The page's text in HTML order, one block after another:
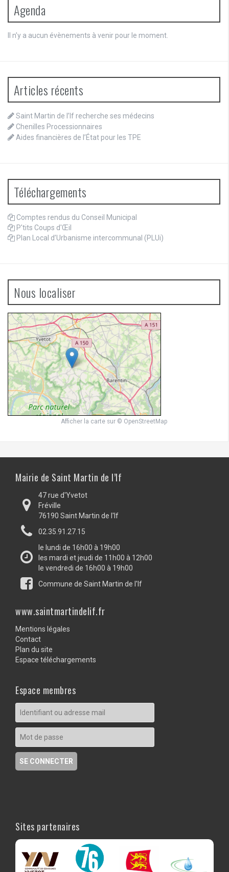
Agenda
Il n’y a aucun évènements à venir pour le moment.
Articles récents
Saint Martin de l’If recherche ses médecins
Chenilles Processionnaires
Aides financières de l’État pour les TPE
Téléchargements
Comptes rendus du Conseil Municipal
P'tits Coups d'Œil
Plan Local d’Urbanisme intercommunal (PLUi)
Nous localiser
Afficher la carte sur © OpenStreetMap
Mairie de Saint Martin de l’If
47 rue d'Yvetot
Fréville
76190 Saint Martin de l'If
02.35.91.27.15
le lundi de 16h00 à 19h00
les mardi et jeudi de 11h00 à 12h00
le vendredi de 16h00 à 19h00
Commune de Saint Martin de l'If
www.saintmartindelif.fr
Mentions légales
Contact
Plan du site
Espace téléchargements
Espace membres
Sites partenaires